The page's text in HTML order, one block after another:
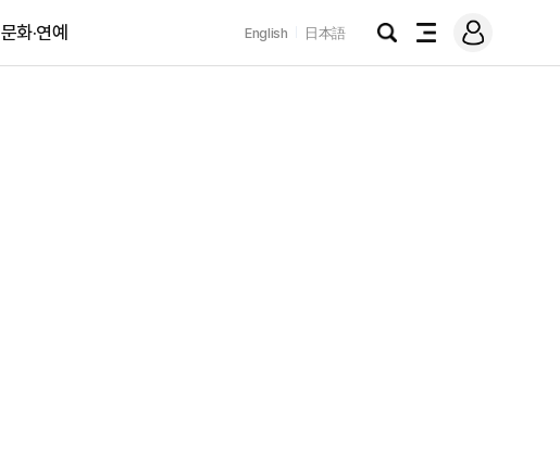
문화·연예 English 日本語
검
전
메
그